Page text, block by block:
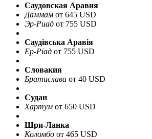
Саудовская Аравия
Даммам от 645 USD
Эр-Риад от 755 USD
Саудівська Аравія
Ер-Ріад от 755 USD
Словакия
Братислава от 40 USD
Судан
Хартум от 650 USD
Шри-Ланка
Коломбо от 465 USD